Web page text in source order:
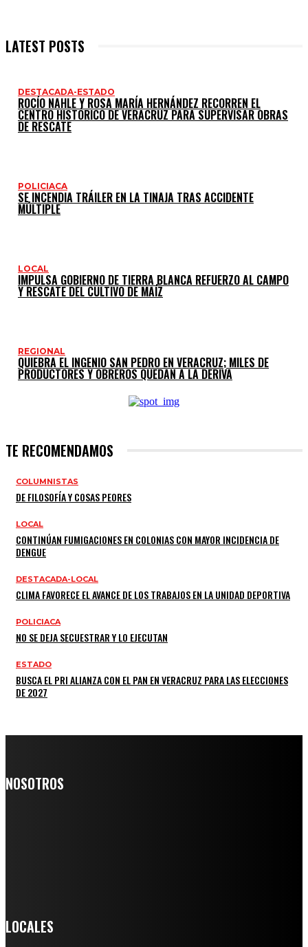
LATEST POSTS
DESTACADA-ESTADO
ROCÍO NAHLE Y ROSA MARÍA HERNÁNDEZ RECORREN EL
CENTRO HISTÓRICO DE VERACRUZ PARA SUPERVISAR OBRAS
DE RESCATE
POLICIACA
SE INCENDIA TRÁILER EN LA TINAJA TRAS ACCIDENTE
MÚLTIPLE
LOCAL
IMPULSA GOBIERNO DE TIERRA BLANCA REFUERZO AL CAMPO
Y RESCATE DEL CULTIVO DE MAÍZ
REGIONAL
QUIEBRA EL INGENIO SAN PEDRO EN VERACRUZ; MILES DE
PRODUCTORES Y OBREROS QUEDAN A LA DERIVA
TE RECOMENDAMOS
COLUMNISTAS
DE FILOSOFÍA Y COSAS PEORES
LOCAL
CONTINÚAN FUMIGACIONES EN COLONIAS CON MAYOR INCIDENCIA DE
DENGUE
DESTACADA-LOCAL
CLIMA FAVORECE EL AVANCE DE LOS TRABAJOS EN LA UNIDAD DEPORTIVA
POLICIACA
NO SE DEJA SECUESTRAR Y LO EJECUTAN
ESTADO
BUSCA EL PRI ALIANZA CON EL PAN EN VERACRUZ PARA LAS ELECCIONES
DE 2027
NOSOTROS
LOCALES